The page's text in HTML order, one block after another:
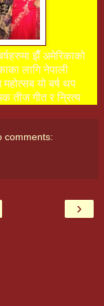
झैँ अमेरिकाको
लागि नेपाली
यो बर्ष थप
तीज गीत र न्रित्य
comments:
›